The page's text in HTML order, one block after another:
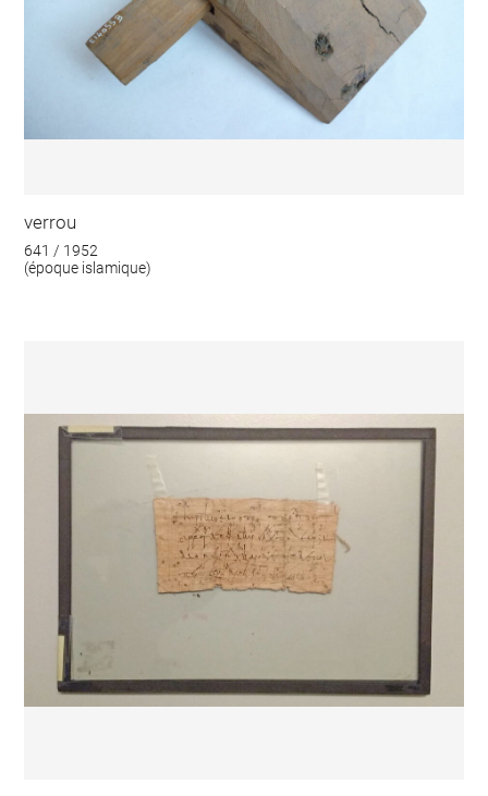
verrou
641 / 1952
(époque islamique)